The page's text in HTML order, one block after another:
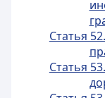
Статья
Статья